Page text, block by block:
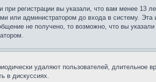
регистрации вы указали, что вам менее 13
или администратором до входа в систему.
не получено, то возможно, что вы
удаляют пользователей, длительное
в дискуссиях.